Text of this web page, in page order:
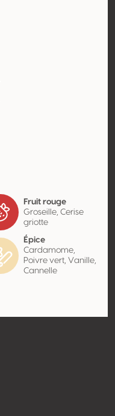
Fruit rouge
Groseille, Cerise
griotte
Épice
Cardamome,
Poivre vert, Vanille,
Cannelle